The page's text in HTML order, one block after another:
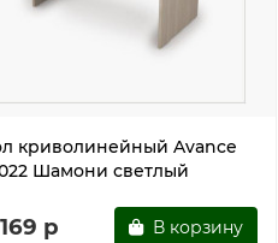
криволинейный Avance
Шамони светлый
р В корзину